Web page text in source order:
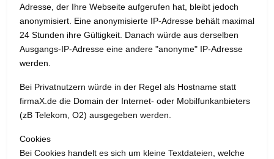
Adresse, der Ihre Webseite aufgerufen hat, bleibt jedoch
anonymisiert. Eine anonymisierte IP-Adresse behält maximal
24 Stunden ihre Gültigkeit. Danach würde aus derselben
Ausgangs-IP-Adresse eine andere "anonyme" IP-Adresse
werden.
Bei Privatnutzern würde in der Regel als Hostname statt
firmaX.de die Domain der Internet- oder Mobilfunkanbieters
(zB Telekom, O2) ausgegeben werden.
Cookies
Bei Cookies handelt es sich um kleine Textdateien, welche